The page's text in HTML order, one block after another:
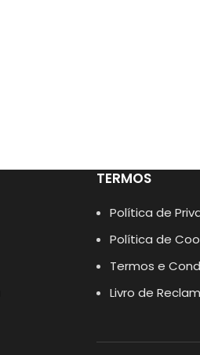
TERMOS
Política de
Política de
Termos e
Livro de